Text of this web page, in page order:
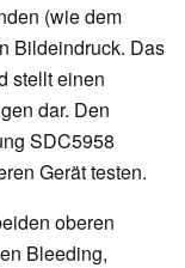
(wie dem
Bildeindruck. Das
stellt einen
dar. Den
SDC5958
Gerät testen.
oberen
Bleeding,